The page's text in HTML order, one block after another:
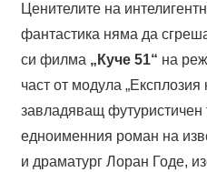
Ценителите на
фантастика няма да
си филма „Куче 51“ на
част от модула „Експлозия
завладяващ футуристичен
едноименния роман на
и драматург Лоран Годе,